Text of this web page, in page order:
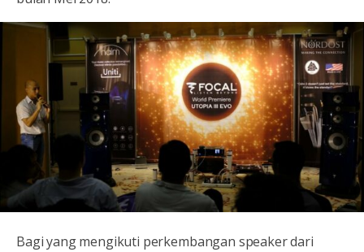
Bagi yang mengikuti perkembangan speaker dari